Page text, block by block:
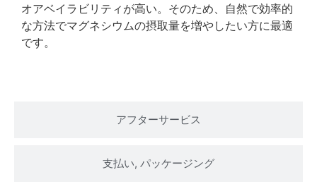
アフターサービス
支払い, パッケージング
オアベイラビリティが高い。そのため、自然で効率的
な方法でマグネシウムの摂取量を増やしたい方に最適
です。